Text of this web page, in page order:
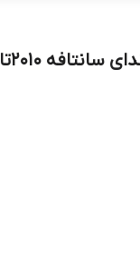
2012با گارانتی